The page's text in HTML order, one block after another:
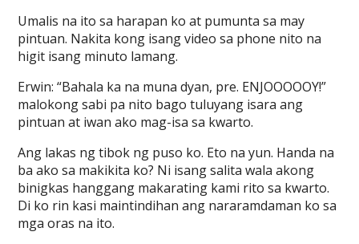
Umalis na ito sa harapan ko at pumunta sa may
pintuan. Nakita kong isang video sa phone nito na
higit isang minuto lamang.
Erwin: “Bahala ka na muna dyan, pre. ENJOOOOOY!”
malokong sabi pa nito bago tuluyang isara ang
pintuan at iwan ako mag-isa sa kwarto.
Ang lakas ng tibok ng puso ko. Eto na yun. Handa na
ba ako sa makikita ko? Ni isang salita wala akong
binigkas hanggang makarating kami rito sa kwarto.
Di ko rin kasi maintindihan ang nararamdaman ko sa
mga oras na ito.